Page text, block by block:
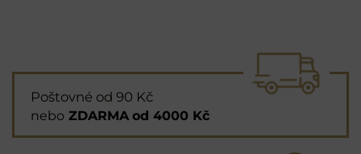
Poštovné od 90 Kč
nebo ZDARMA od 4000 Kč